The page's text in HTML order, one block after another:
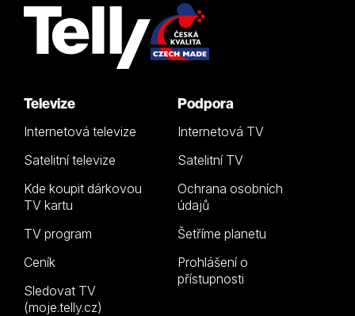
Televize
Internetová televize
Satelitní televize
Kde koupit dárkovou
TV kartu
TV program
Ceník
Sledovat TV
(moje.telly.cz)
Podpora
Internetová TV
Satelitní TV
Ochrana osobních
údajů
Šetříme planetu
Prohlášení o
přístupnosti